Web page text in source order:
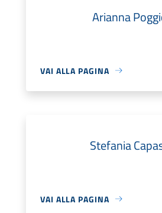
Arianna
VAI ALLA PAGINA
Stefania
VAI ALLA PAGINA